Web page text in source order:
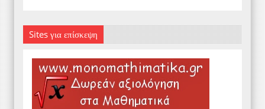
Sites για επίσκεψη